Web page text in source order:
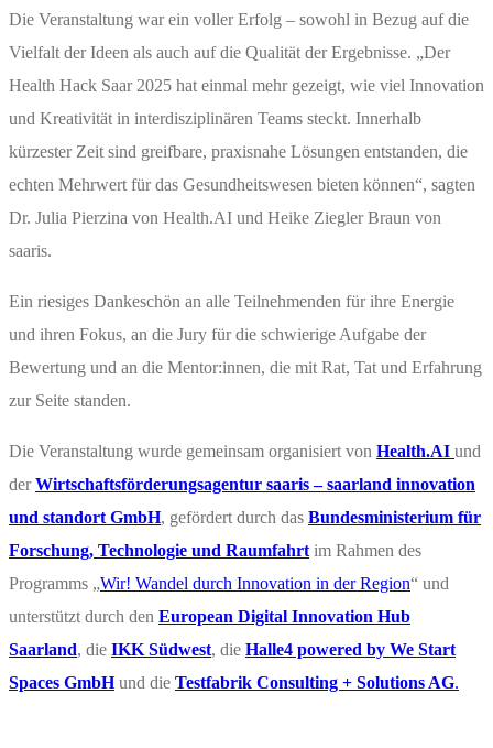
Die Veranstaltung war ein voller Erfolg – sowohl in Bezug auf die
Vielfalt der Ideen als auch auf die Qualität der Ergebnisse. „Der
Health Hack Saar 2025 hat einmal mehr gezeigt, wie viel Innovation
und Kreativität in interdisziplinären Teams steckt. Innerhalb
kürzester Zeit sind greifbare, praxisnahe Lösungen entstanden, die
echten Mehrwert für das Gesundheitswesen bieten können“, sagten
Dr. Julia Pierzina von Health.AI und Heike Ziegler Braun von
saaris.
Ein riesiges Dankeschön an alle Teilnehmenden für ihre Energie
und ihren Fokus, an die Jury für die schwierige Aufgabe der
Bewertung und an die Mentor:innen, die mit Rat, Tat und Erfahrung
zur Seite standen.
Die Veranstaltung wurde gemeinsam organisiert von Health.AI und
derWirtschaftsförderungsagentur saaris – saarland innovation
und standort GmbH, gefördert durch das Bundesministerium für
Forschung, Technologie und Raumfahrt im Rahmen des
Programms „Wir! Wandel durch Innovation in der Region“ und
unterstützt durch den European Digital Innovation Hub
Saarland, die IKK Südwest, die Halle4 powered by We Start
Spaces GmbHund die Testfabrik Consulting + Solutions AG.